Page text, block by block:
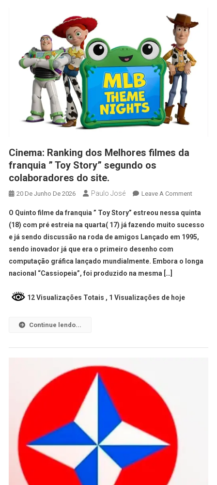
Cinema: Ranking dos Melhores filmes da
franquia ” Toy Story” segundo os
colaboradores do site.
20 De Junho De 2026 Paulo José Leave A Comment
O Quinto filme da franquia ” Toy Story” estreou nessa quinta
(18) com pré estreia na quarta( 17) já fazendo muito sucesso
e já sendo discussão na roda de amigos Lançado em 1995,
sendo inovador já que era o primeiro desenho com
computação gráfica lançado mundialmente. Embora o longa
nacional “Cassiopeia”, foi produzido na mesma […]
12 Visualizações Totais , 1 Visualizações de hoje
Continue lendo...